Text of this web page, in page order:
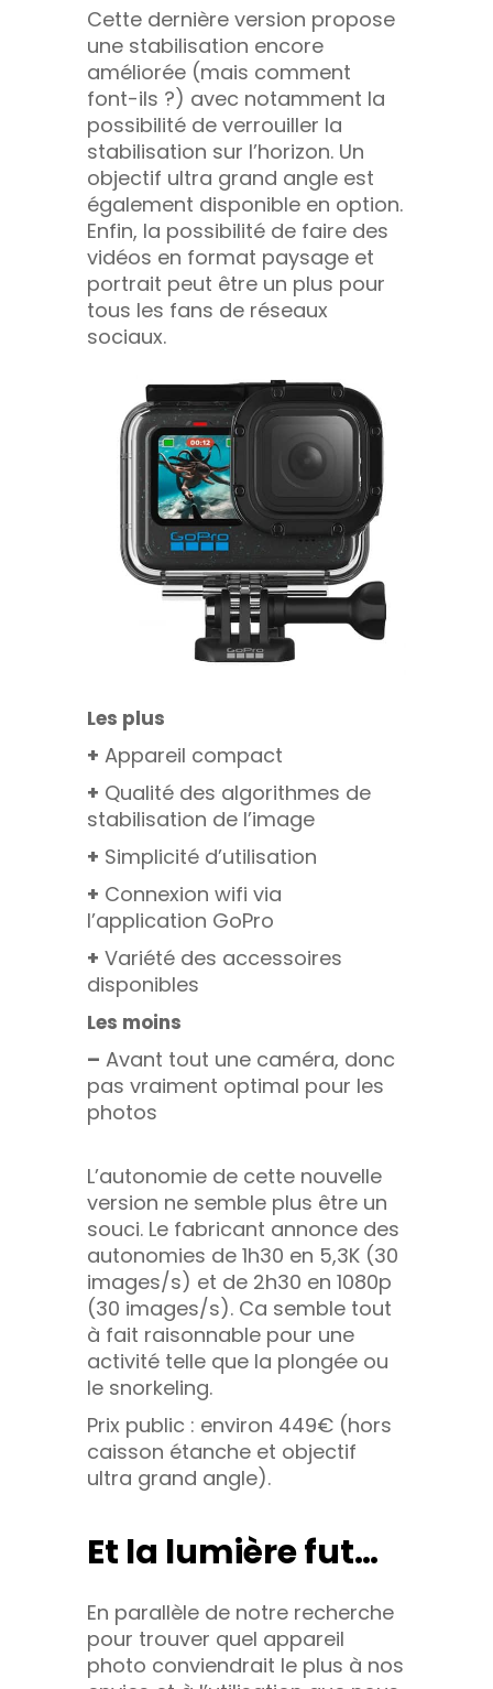
Cette dernière version propose
une stabilisation encore
améliorée (mais comment
font-ils ?) avec notamment la
possibilité de verrouiller la
stabilisation sur l’horizon. Un
objectif ultra grand angle est
également disponible en option.
Enfin, la possibilité de faire des
vidéos en format paysage et
portrait peut être un plus pour
tous les fans de réseaux
sociaux.
Les plus
+ Appareil compact
+ Qualité des algorithmes de
stabilisation de l’image
+ Simplicité d’utilisation
+ Connexion wifi via
l’application GoPro
+ Variété des accessoires
disponibles
Les moins
– Avant tout une caméra, donc
pas vraiment optimal pour les
photos
L’autonomie de cette nouvelle
version ne semble plus être un
souci. Le fabricant annonce des
autonomies de 1h30 en 5,3K (30
images/s) et de 2h30 en 1080p
(30 images/s). Ca semble tout
à fait raisonnable pour une
activité telle que la plongée ou
le snorkeling.
Prix public : environ 449€ (hors
caisson étanche et objectif
ultra grand angle).
Et la lumière fut…
En parallèle de notre recherche
pour trouver quel appareil
photo conviendrait le plus à nos